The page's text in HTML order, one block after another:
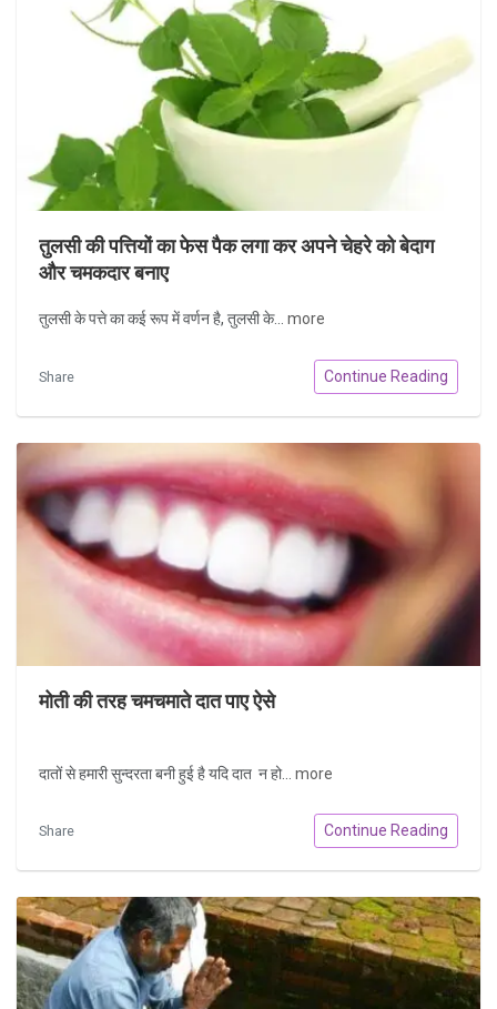
तुलसी की पत्तियों का फेस पैक लगा कर अपने चेहरे को बेदाग
और चमकदार बनाए
तुलसी के पत्ते का कई रूप में वर्णन है, तुलसी के... more
Share Continue Reading
मोती की तरह चमचमाते दात पाए ऐसे
दातों से हमारी सुन्दरता बनी हुई है यदि दात न हो... more
Share Continue Reading